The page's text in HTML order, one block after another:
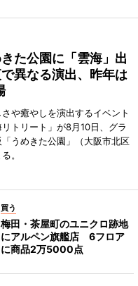
た公園に「雲海」出
異なる演出、昨年は
や癒やしを演出するイベント
リトリート」が8月10日、グラ
うめきた公園」（大阪市北区
。
買う
梅田・茶屋町のユニクロ跡地
にアルペン旗艦店 6フロア
に商品2万5000点